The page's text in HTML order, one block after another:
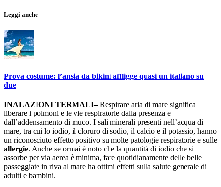
Leggi anche
Prova costume: l’ansia da bikini affligge quasi un italiano su
due
INALAZIONI TERMALI–Respirare aria di mare significa
liberare i polmoni e le vie respiratorie dalla presenza e
dall’addensamento di muco. I sali minerali presenti nell’acqua di
mare, tra cui lo iodio, il cloruro di sodio, il calcio e il potassio, hanno
un riconosciuto effetto positivo su molte patologie respiratorie e sulle
allergie. Anche se ormai è noto che la quantità di iodio che si
assorbe per via aerea è minima, fare quotidianamente delle belle
passeggiate in riva al mare ha ottimi effetti sulla salute generale di
adulti e bambini.